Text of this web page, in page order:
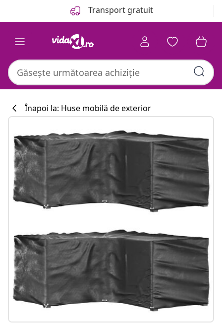
Transport gratuit
Înapoi la: Huse mobilă de exterior